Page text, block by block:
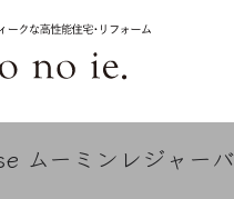
ムーミンレジャー